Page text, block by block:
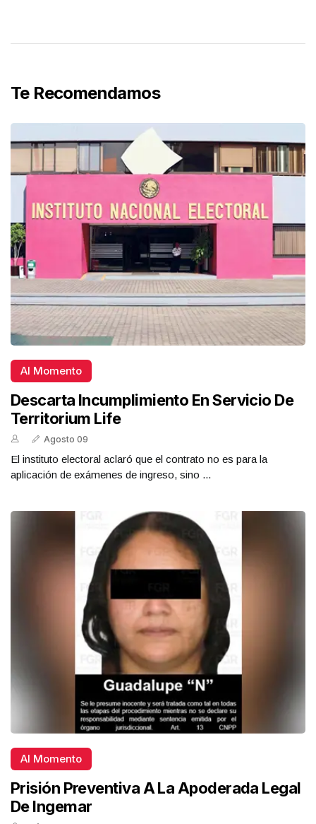
Te Recomendamos
Al Momento
Descarta Incumplimiento En Servicio De
Territorium Life
Agosto 09
El instituto electoral aclaró que el contrato no es para la
aplicación de exámenes de ingreso, sino ...
Al Momento
Prisión Preventiva A La Apoderada Legal
De Ingemar